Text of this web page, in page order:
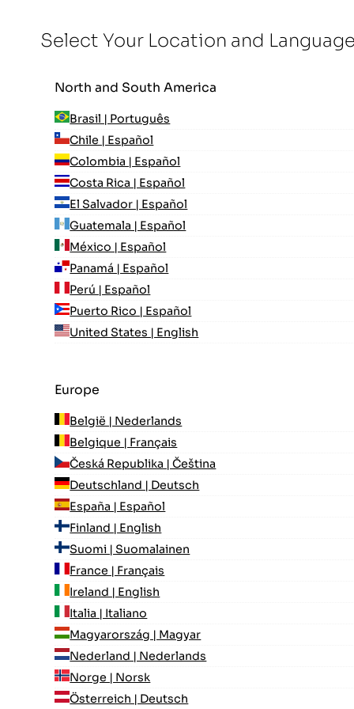
Select Your Location and
North and South America
Brasil | Português
Chile | Español
Colombia | Español
Costa Rica | Español
El Salvador | Español
Guatemala | Español
México | Español
Panamá | Español
Perú | Español
Puerto Rico | Español
United States | English
Europe
België | Nederlands
Belgique | Français
Česká Republika | Čeština
Deutschland | Deutsch
España | Español
Finland | English
Suomi | Suomalainen
France | Français
Ireland | English
Italia | Italiano
Magyarország | Magyar
Nederland | Nederlands
Norge | Norsk
Österreich | Deutsch